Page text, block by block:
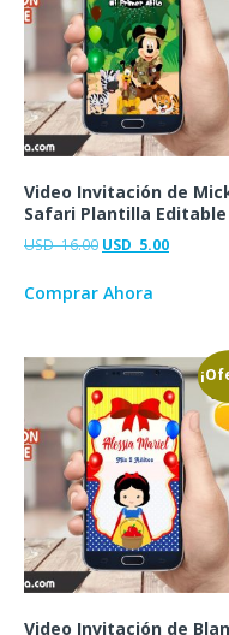
Video Invitación de
Safari Plantilla Editable
USD16.00 USD 5.00
Comprar Ahora
Video Invitación de